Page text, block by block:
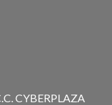
CYBERPLAZA